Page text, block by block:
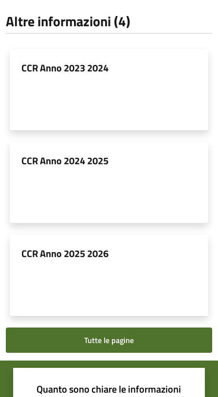
Altre informazioni (4)
CCR Anno 2023 2024
CCR Anno 2024 2025
CCR Anno 2025 2026
Tutte le pagine
Quanto sono chiare le informazioni